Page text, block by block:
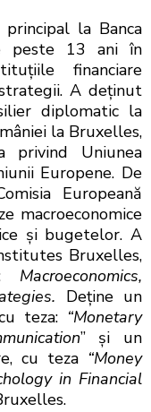
la Banca
peste 13 ani în
financiare
A deţinut
diplomatic la
la Bruxelles,
privind Uniunea
Europene. De
Europeană
macroeconomice
și bugetelor. A
Bruxelles,
Macroeconomics,
Deține un
teza: “Monetary
” și un
cu teza “Money
in Financial